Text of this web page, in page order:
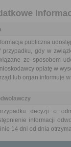
publiczna
przypadku, gdy w
ze sposobem
opłatę w
lub organ informuje
decyzji o
informacji
14 dni od dnia